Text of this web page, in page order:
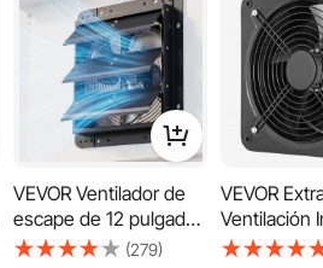
VEVOR Ventilador de
escape de 12 pulgadas
con persianas, para
(279)
VEVOR
Ventilación
Axial de